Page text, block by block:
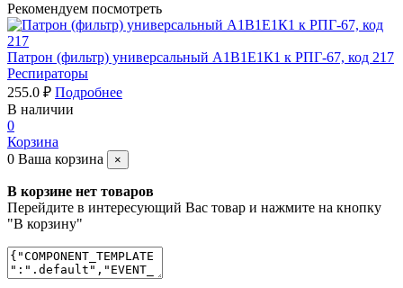
Рекомендуем посмотреть
Патрон (фильтр) универсальный А1В1Е1К1 к РПГ-67, код 217
Респираторы
255.0 ₽ Подробнее
В наличии
0
Корзина
0 Ваша корзина ×
В корзине нет товаров
Перейдите в интересующий Вас товар и нажмите на кнопку
"В корзину"